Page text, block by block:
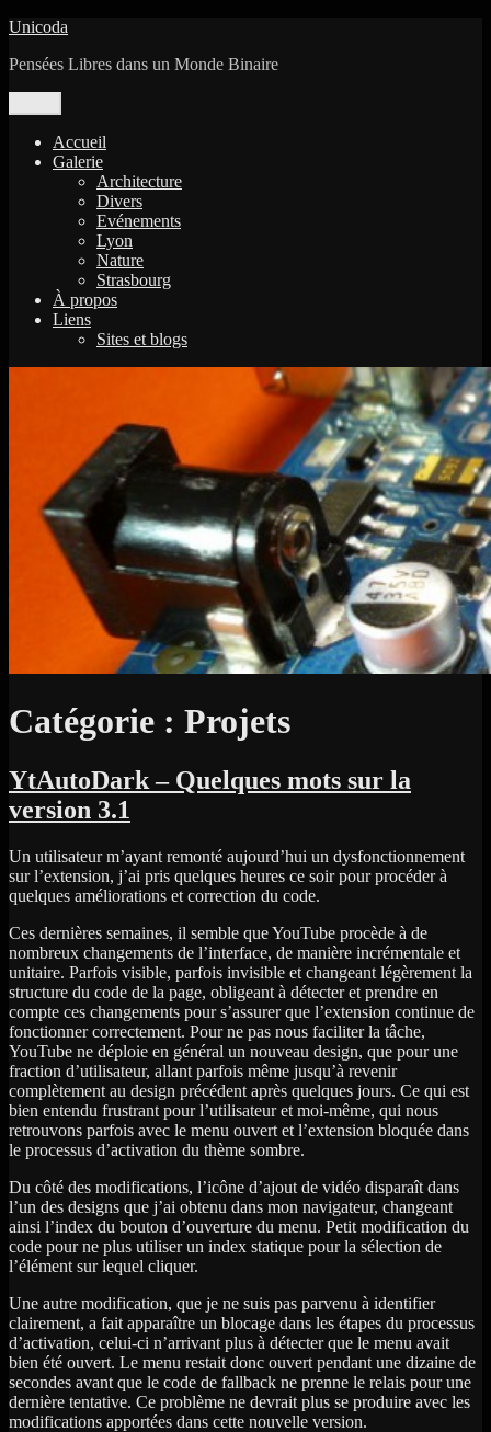
Aller
contenu
Unicoda
Pensées Libres dans un Monde Binaire
Accueil
Galerie
Architecture
Divers
Evénements
Lyon
Nature
Strasbourg
À propos
Liens
Sites et blogs
Catégorie : Projets
YtAutoDark – Quelques mots sur la
version 3.1
Un utilisateur m’ayant remonté aujourd’hui un dysfonctionnement
sur l’extension, j’ai pris quelques heures ce soir pour procéder à
quelques améliorations et correction du code.
Ces dernières semaines, il semble que YouTube procède à de
nombreux changements de l’interface, de manière incrémentale et
unitaire. Parfois visible, parfois invisible et changeant légèrement la
structure du code de la page, obligeant à détecter et prendre en
compte ces changements pour s’assurer que l’extension continue de
fonctionner correctement. Pour ne pas nous faciliter la tâche,
YouTube ne déploie en général un nouveau design, que pour une
fraction d’utilisateur, allant parfois même jusqu’à revenir
complètement au design précédent après quelques jours. Ce qui est
bien entendu frustrant pour l’utilisateur et moi-même, qui nous
retrouvons parfois avec le menu ouvert et l’extension bloquée dans
le processus d’activation du thème sombre.
Du côté des modifications, l’icône d’ajout de vidéo disparaît dans
l’un des designs que j’ai obtenu dans mon navigateur, changeant
ainsi l’index du bouton d’ouverture du menu. Petit modification du
code pour ne plus utiliser un index statique pour la sélection de
l’élément sur lequel cliquer.
Une autre modification, que je ne suis pas parvenu à identifier
clairement, a fait apparaître un blocage dans les étapes du processus
d’activation, celui-ci n’arrivant plus à détecter que le menu avait
bien été ouvert. Le menu restait donc ouvert pendant une dizaine de
secondes avant que le code de fallback ne prenne le relais pour une
dernière tentative. Ce problème ne devrait plus se produire avec les
modifications apportées dans cette nouvelle version.